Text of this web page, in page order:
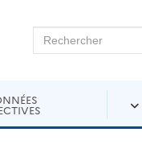
sur Andra